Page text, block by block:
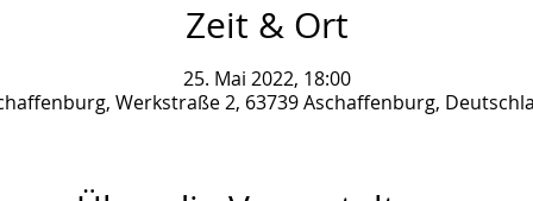
Zeit & Ort
25. Mai 2022, 18:00
Werkstraße 2, 63739 Aschaffenburg,